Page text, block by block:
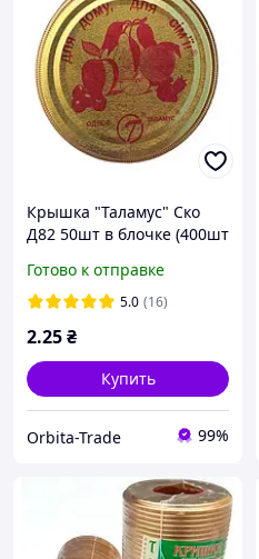
Крышка "Таламус" Ско
Д82 50шт в блочке (400шт
Готово к отправке
5.0 (16)
2.25₴
Купить
Orbita-Trade 99%